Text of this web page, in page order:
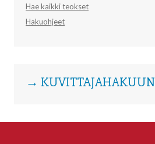
Hae kaikki teokset
Hakuohjeet
→ KUVITTAJAHAKUUN